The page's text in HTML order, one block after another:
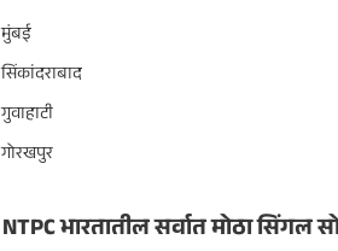
मुंबई
सिंकांदराबाद
गुवाहाटी
गोरखपुर
NTPC भारतातील सर्वात मोठा सिंगल